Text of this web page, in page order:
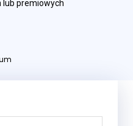
lub premiowych